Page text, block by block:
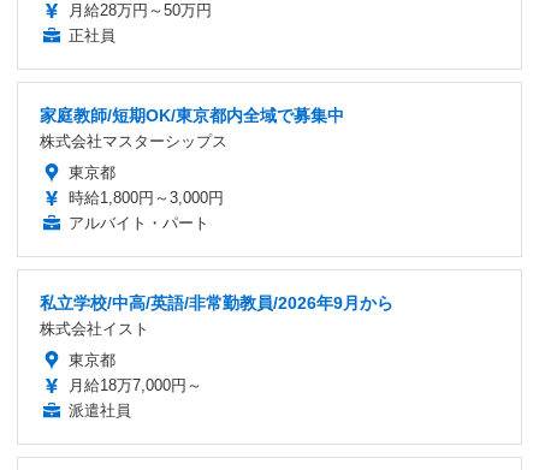
月給28万円～50万円
正社員
家庭教師/短期OK/東京都内全域で募集中
株式会社マスターシップス
東京都
時給1,800円～3,000円
アルバイト・パート
私立学校/中高/英語/非常勤教員/2026年9月から
株式会社イスト
東京都
月給18万7,000円～
派遣社員